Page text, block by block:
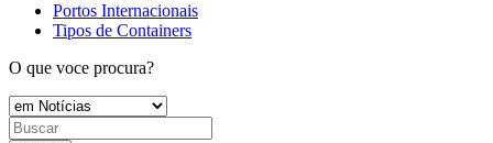
Portos Internacionais
Tipos de Containers
O que voce procura?